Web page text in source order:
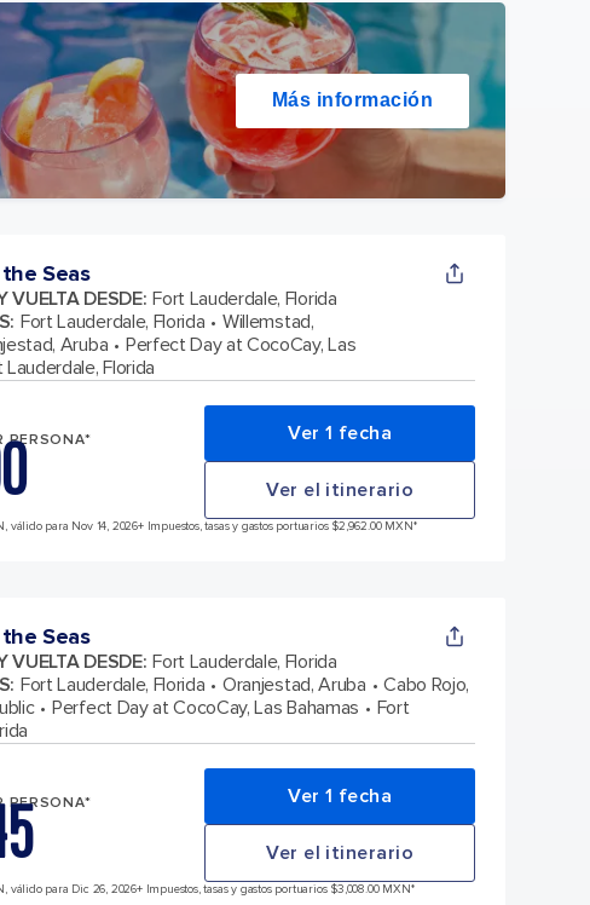
Más información
Seas
VUELTA DESDE: Fort Lauderdale, Florida
: Fort Lauderdale, Florida
Willemstad,
Aruba
Perfect Day at CocoCay, Las
Lauderdale, Florida
PERSONA* Ver 1 fecha
Ver el itinerario
válido para Nov 14, 2026+ Impuestos, tasas y gastos portuarios $2,962.00 MXN*
Seas
VUELTA DESDE: Fort Lauderdale, Florida
: Fort Lauderdale, Florida Oranjestad, Aruba
Cabo Rojo,
Perfect Day at CocoCay, Las Bahamas
Fort
PERSONA* Ver 1 fecha
Ver el itinerario
válido para Dic 26, 2026+ Impuestos, tasas y gastos portuarios $3,008.00 MXN*